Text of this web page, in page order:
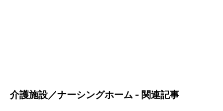
介護施設／ナーシングホーム - 関連記事